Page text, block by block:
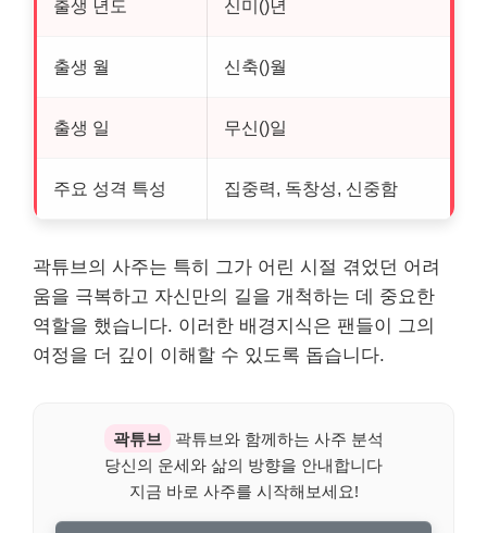
출생 년도 신미()년
출생 월 신축()월
출생 일 무신()일
주요 성격 특성 집중력, 독창성, 신중함
곽튜브의 사주는 특히 그가 어린 시절 겪었던 어려
움을 극복하고 자신만의 길을 개척하는 데 중요한
역할을 했습니다. 이러한 배경지식은 팬들이 그의
여정을 더 깊이 이해할 수 있도록 돕습니다.
곽튜브
곽튜브와 함께하는 사주 분석
당신의 운세와 삶의 방향을 안내합니다
지금 바로 사주를 시작해보세요!